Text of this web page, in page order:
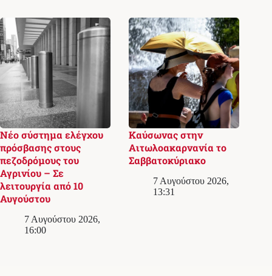
Νέο σύστημα ελέγχου
πρόσβασης στους
πεζοδρόμους του
Αγρινίου – Σε
λειτουργία από 10
Αυγούστου
7 Αυγούστου 2026,
16:00
Καύσωνας στην
Αιτωλοακαρνανία το
Σαββατοκύριακο
7 Αυγούστου 2026,
13:31